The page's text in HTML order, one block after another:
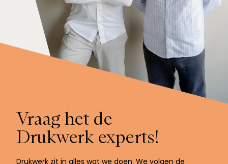
Vraag het de
Drukwerk experts!
Drukwerk zit in alles wat we doen. We volgen de